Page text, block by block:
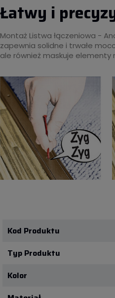
Łatwy i
Montaż Listwa łączeniowa -
zapewnia solidne i trwałe
ale również maskuje elementy
Kod Produktu
Typ Produktu
Kolor